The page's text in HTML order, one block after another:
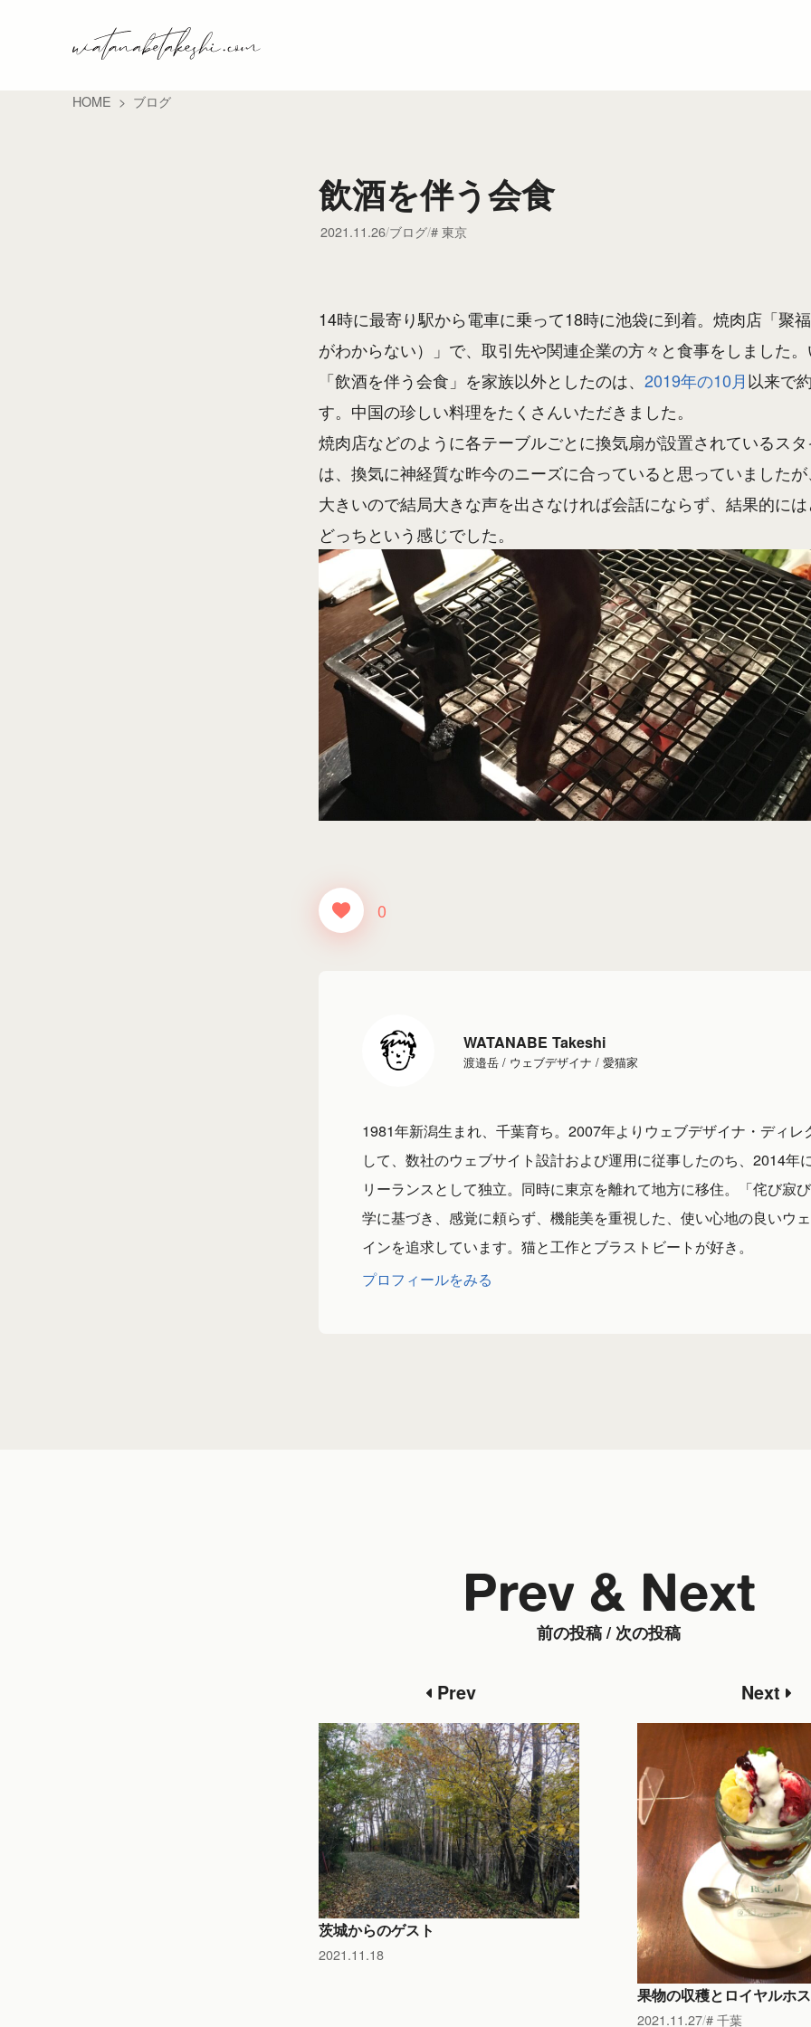
HOME ブログ
飲酒を伴う会食
2021.11.26 ブログ 東京
14時に最寄り駅から電車に乗って18時に池袋に到着。焼肉店「聚
がわからない）」で、取引先や関連企業の方々と食事をしました
「飲酒を伴う会食」を家族以外としたのは、 2019年の10月以来で
す。中国の珍しい料理をたくさんいただきました。
焼肉店などのように各テーブルごとに換気扇が設置されているス
は、換気に神経質な昨今のニーズに合っていると思っていました
大きいので結局大きな声を出さなければ会話にならず、結果的に
どっちという感じでした。
0
WATANABE Takeshi
渡邉岳 / ウェブデザイナ / 愛猫家
1981年新潟生まれ、千葉育ち。2007年よりウェブデザイナ・ディレ
して、数社のウェブサイト設計および運用に従事したのち、2014年
リーランスとして独立。同時に東京を離れて地方に移住。「侘び寂
学に基づき、感覚に頼らず、機能美を重視した、使い心地の良いウ
インを追求しています。猫と工作とブラストビートが好き。
プロフィールをみる
前の投稿 / 次の投稿
Prev & Next
Prev
茨城からのゲスト
2021.11.18
Next
果物の収穫とロイヤルホ
2021.11.27 千葉